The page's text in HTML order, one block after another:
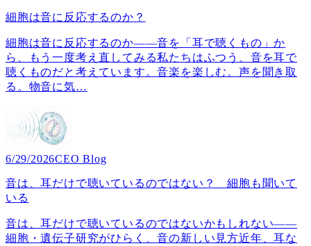
細胞は音に反応するのか？
細胞は音に反応するのか――音を「耳で聴くもの」か
ら、もう一度考え直してみる私たちはふつう、音を耳で
聴くものだと考えています。音楽を楽しむ。声を聞き取
る。物音に気…
6/29/2026CEO Blog
音は、耳だけで聴いているのではない？ 細胞も聞いて
いる
音は、耳だけで聴いているのではないかもしれない――
細胞・遺伝子研究がひらく、音の新しい見方近年、耳な